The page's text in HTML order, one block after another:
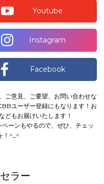
Youtube
Instagram
Facebook
意見、ご要望、お問い合わせな
ユーザー登録にもなります！ お
どもお届けいたします！
ーンもやるので、ぜひ、チェッ
！^_^
ラー